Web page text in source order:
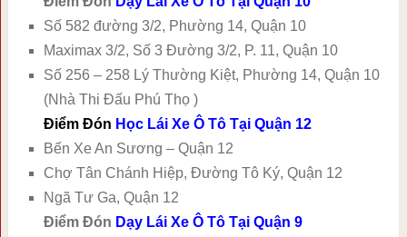
Số 582 đường 3/2, Phường 14, Quận 10
Maximax 3/2, Số 3 Đường 3/2, P. 11, Quận 10
Số 256 – 258 Lý Thường Kiệt, Phường 14, Quận 10
(Nhà Thi Đấu Phú Thọ )
Điểm Đón Học Lái Xe Ô Tô Tại Quận 12
Bến Xe An Sương – Quận 12
Chợ Tân Chánh Hiệp, Đường Tô Ký, Quận 12
Ngã Tư Ga, Quận 12
Điểm Đón Dạy Lái Xe Ô Tô Tại Quận 9